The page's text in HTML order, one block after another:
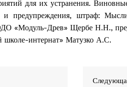
для их устранения.
и предупреждения, штраф:
«Модуль-Древ» Щербе Н.Н.,
школе-интернат» Матузко А.С.